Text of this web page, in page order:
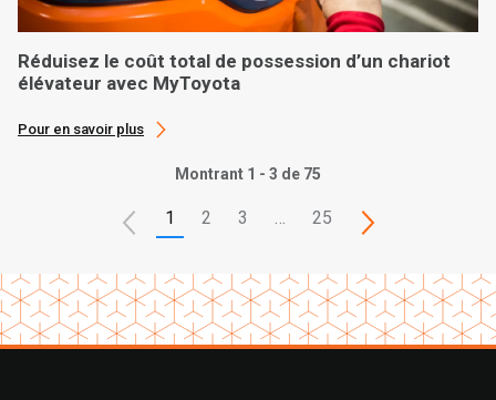
Réduisez le coût total de possession d’un chariot
élévateur avec MyToyota
Pour en savoir plus
Montrant 1 - 3 de 75
1 2 3 25